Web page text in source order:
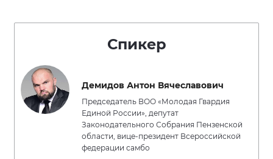
Спикер
Демидов Антон Вячеславович
Председатель ВОО «Молодая Гвардия
Единой России», депутат
Законодательного Собрания Пензенской
области, вице-президент Всероссийской
федерации самбо